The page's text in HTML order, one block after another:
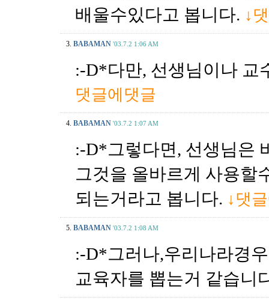
배울수있다고 봅니다. ↓
3. BABAMAN '03.7.2 1:06 AM
:-D*다만, 선생님이나 교
댓글에댓글
4. BABAMAN '03.7.2 1:07 AM
:-D*그렇다면, 선생님은
그것을 올바르게 사용할
되는거라고 봅니다. ↓댓
5. BABAMAN '03.7.2 1:08 AM
:-D*그러나,우리나라경
교육자를 뽑는거 같습니